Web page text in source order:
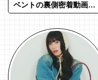
ベントの裏側密着動画を
をお届け♩